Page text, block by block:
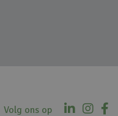
Volg ons op